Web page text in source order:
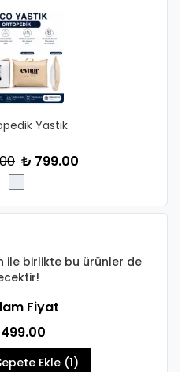
Yastık
₺ 799.00
ile birlikte bu ürünler de
Fiyat
Ekle (1)